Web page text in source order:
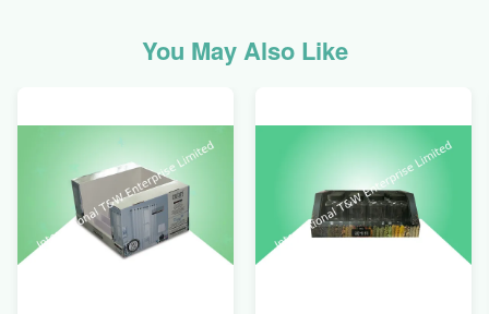
You May Also Like